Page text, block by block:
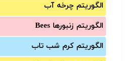
الگوریتم چرخه آب
الگوریتم زنبورها Bees
الگوریتم کرم شب تاب